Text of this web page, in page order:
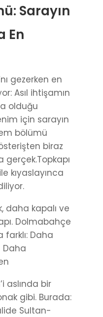
Sarayın
En
gezerken en
Asıl ihtişamın
olduğu
için sarayın
bölümü
biraz
kıyaslayınca
daha kapalı ve
Dolmabahçe
farklı: Daha
Daha
aslında bir
gibi. Burada:
Sultan-